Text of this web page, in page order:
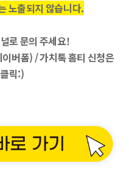
노출되지 않습니다.
널로 문의 주세요!
이버폼) /가치톡 홈티 신청은
릭:)